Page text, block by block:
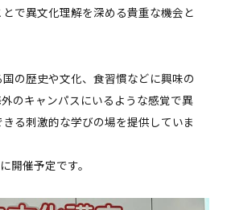
で異文化理解を深める貴重な機会と
の歴史や文化、食習慣などに興味の
のキャンパスにいるような感覚で異
る刺激的な学びの場を提供していま
開催予定です。